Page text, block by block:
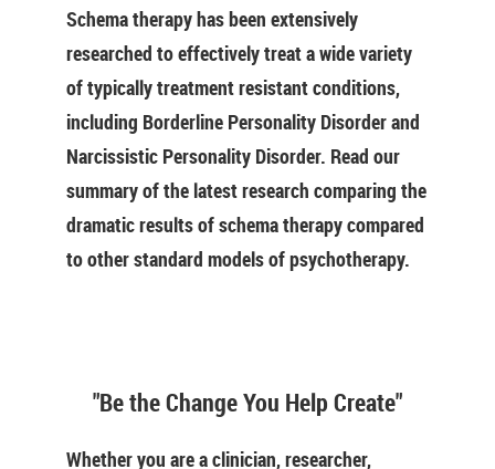
Schema therapy has been extensively
researched to effectively treat a wide variety
of typically treatment resistant conditions,
including Borderline Personality Disorder and
Narcissistic Personality Disorder. Read our
summary of the latest research comparing the
dramatic results of schema therapy compared
to other standard models of psychotherapy.
"Be the Change You Help Create"
Whether you are a clinician, researcher,